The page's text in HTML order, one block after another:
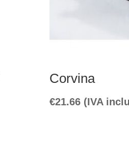
Corvina
€21.66 (IVA